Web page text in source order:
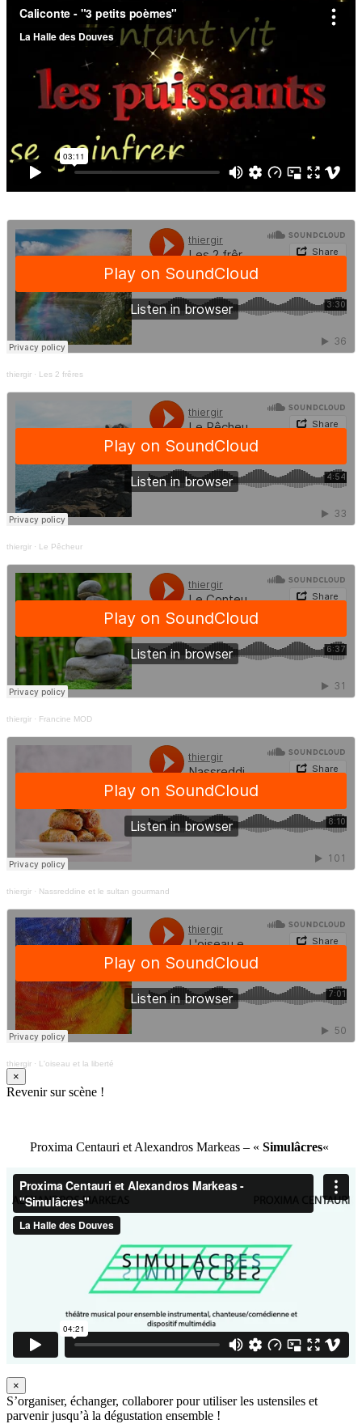
thiergir · Les 2 frêres
thiergir · Le Pêcheur
thiergir · Francine MOD
thiergir · Nassreddine et le sultan gourmand
thiergir · L'oiseau et la liberté
×
Revenir sur scène !
Proxima Centauri et Alexandros Markeas – « Simulâcres«
×
S’organiser, échanger, collaborer pour utiliser les ustensiles et
parvenir jusqu’à la dégustation ensemble !